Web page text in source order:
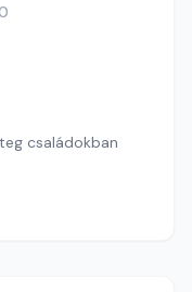
családokban